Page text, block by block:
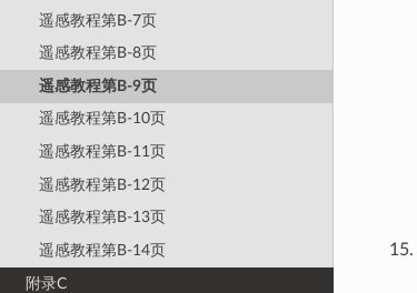
遥感教程第B-7页
遥感教程第B-8页
遥感教程第B-9页
遥感教程第B-10页
遥感教程第B-11页
遥感教程第B-12页
遥感教程第B-13页
遥感教程第B-14页
附录C